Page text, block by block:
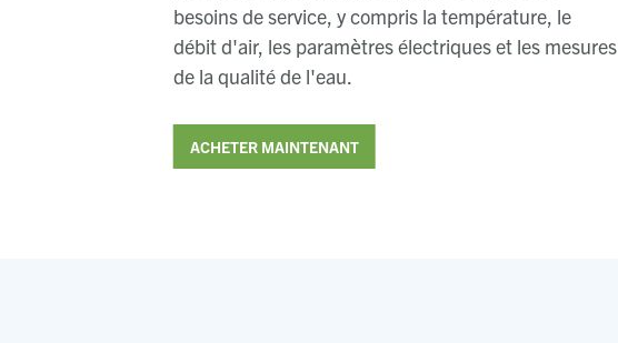
besoins de service, y compris la température, le
débit d'air, les paramètres électriques et les mesures
de la qualité de l'eau.
ACHETER MAINTENANT